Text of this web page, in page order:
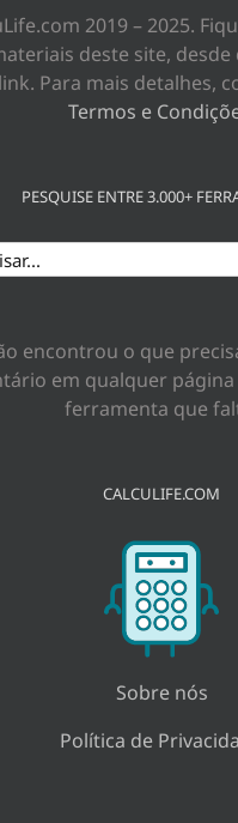
2019 – 2025.
deste site,
Para mais detalhes,
Termos e
PESQUISE ENTRE 3.000+
encontrou o que
em qualquer
ferramenta que
CALCULIFE.COM
Sobre nós
Política de